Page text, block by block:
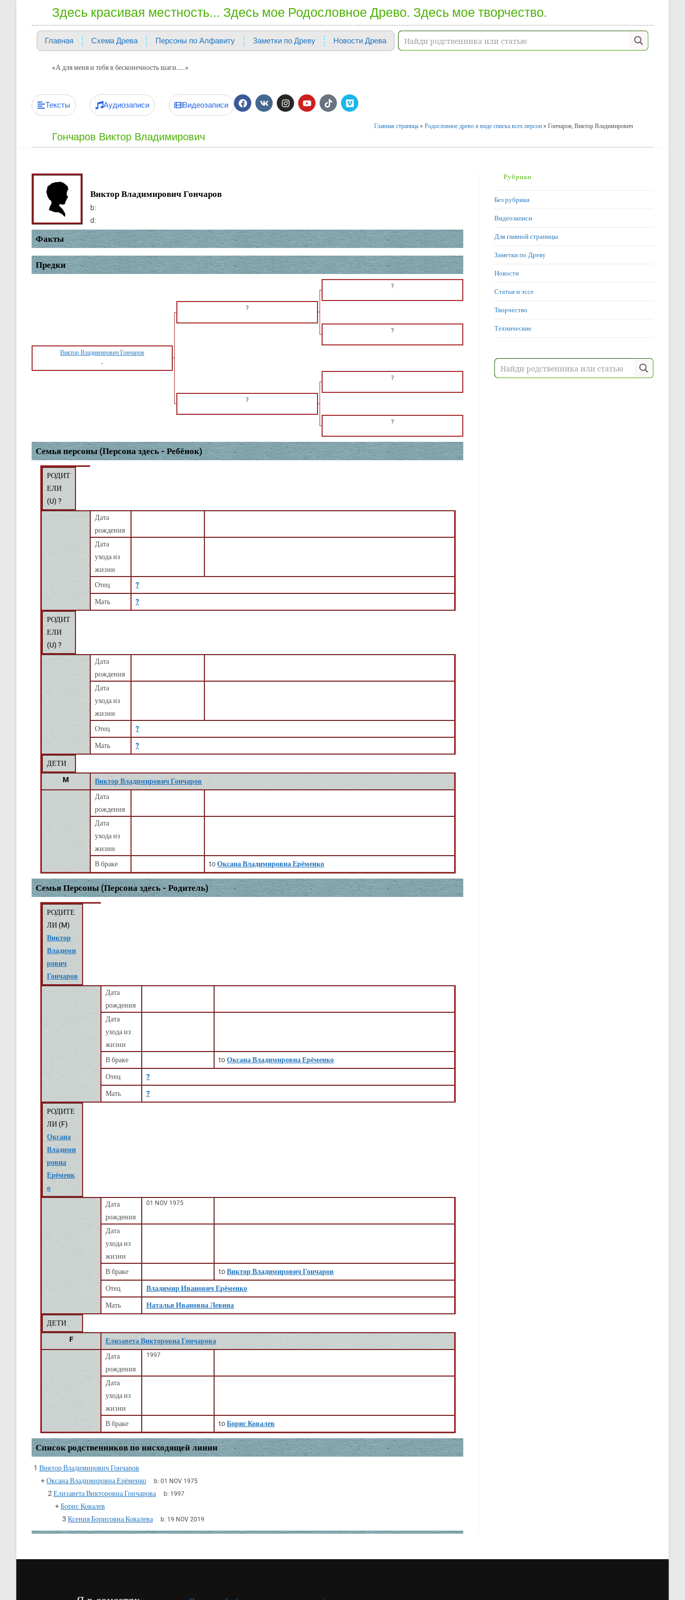
Здесь красивая местность... Здесь мое Родословное Древо. Здесь мое творчество.
Главная Схема Древа Персоны по Алфавиту Заметки по Древу Новости Древа
«А для меня и тебя в бесконечность шаги…..»
Тексты Аудиозаписи Видеозаписи
Главная страница » Родословное древо в виде списка всех персон » Гончаров, Виктор Владимирович
Гончаров Виктор Владимирович
Виктор Владимирович Гончаров
b:
d:
Факты
Предки
?
?
?
Виктор Владимирович Гончаров
-
?
?
?
Семья персоны (Персона здесь - Ребёнок)
РОДИТ
ЕЛИ
(U) ?
Дата
рождения
Дата
ухода из
жизни
Отец
?
Мать ?
РОДИТ
ЕЛИ
(U) ?
Дата
рождения
Дата
ухода из
жизни
Отец
?
Мать ?
ДЕТИ
M
Виктор Владимирович Гончаров
Дата
рождения
Дата
ухода из
жизни
В браке
toОксана Владимировна Ерёменко
Семья Персоны (Персона здесь - Родитель)
РОДИТЕ
ЛИ (M)
Виктор
Владими
рович
Гончаров
Дата
рождения
Дата
ухода из
жизни
В браке
toОксана Владимировна Ерёменко
Отец ?
Мать ?
РОДИТЕ
ЛИ (F)
Оксана
Владими
ровна
Ерёменк
о
Дата
рождения
01 NOV 1975
Дата
ухода из
жизни
В браке
toВиктор Владимирович Гончаров
Отец Владимир Иванович Ерёменко
Мать Наталья Ивановна Левина
ДЕТИ
F
Елизавета Викторовна Гончарова
Дата
рождения
1997
Дата
ухода из
жизни
В браке
toБорис Ковалев
Список родственников по нисходящей линии
1 Виктор Владимирович Гончаров
+Оксана Владимировна Ерёменко b: 01 NOV 1975
2 Елизавета Викторовна Гончарова b: 1997
+Борис Ковалев
3 Ксения Борисовна Ковалева b: 19 NOV 2019
Рубрики
Без рубрики
Видеозаписи
Для главной страницы
Заметки по Древу
Новости
Статьи и эссе
Творчество
Технические